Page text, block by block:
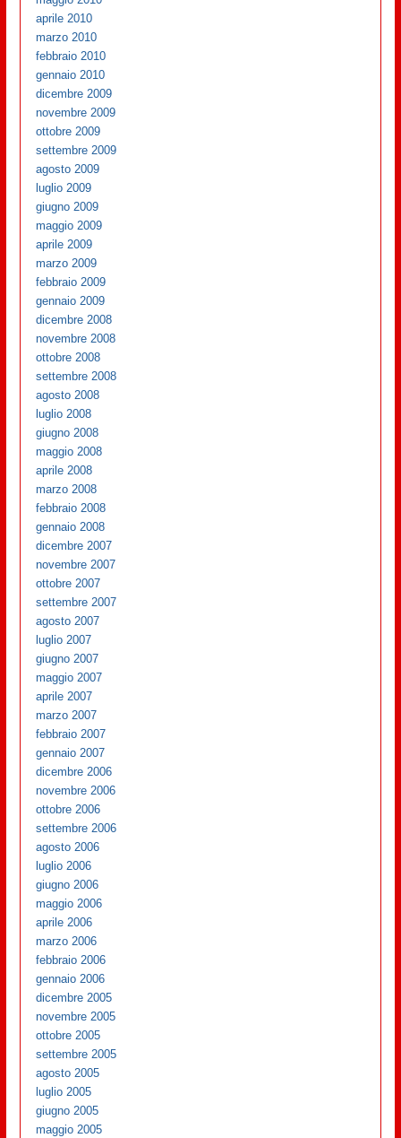
aprile 2010
marzo 2010
febbraio 2010
gennaio 2010
dicembre 2009
novembre 2009
ottobre 2009
settembre 2009
agosto 2009
luglio 2009
giugno 2009
maggio 2009
aprile 2009
marzo 2009
febbraio 2009
gennaio 2009
dicembre 2008
novembre 2008
ottobre 2008
settembre 2008
agosto 2008
luglio 2008
giugno 2008
maggio 2008
aprile 2008
marzo 2008
febbraio 2008
gennaio 2008
dicembre 2007
novembre 2007
ottobre 2007
settembre 2007
agosto 2007
luglio 2007
giugno 2007
maggio 2007
aprile 2007
marzo 2007
febbraio 2007
gennaio 2007
dicembre 2006
novembre 2006
ottobre 2006
settembre 2006
agosto 2006
luglio 2006
giugno 2006
maggio 2006
aprile 2006
marzo 2006
febbraio 2006
gennaio 2006
dicembre 2005
novembre 2005
ottobre 2005
settembre 2005
agosto 2005
luglio 2005
giugno 2005
maggio 2005